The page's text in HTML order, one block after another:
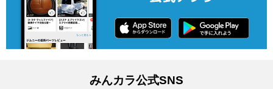
みんカラ公式SNS